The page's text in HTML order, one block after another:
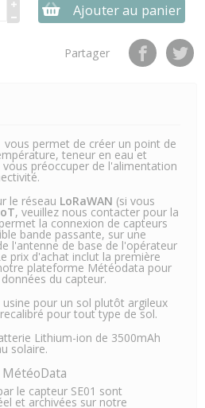
Ajouter au panier
Partager
vous permet de créer un point de
teneur en eau et
préoccuper de l'alimentation
le réseau LoRaWAN (si vous
, veuillez nous contacter pour la
la connexion de capteurs
bande passante, sur une
l'antenne de base de l'opérateur
prix d'achat inclut la première
plateforme Météodata pour
du capteur.
pour un sol plutôt argileux
pour tout type de sol.
Lithium-ion de 3500mAh
solaire.
le capteur SE01 sont
et archivées sur notre